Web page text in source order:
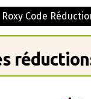
Roxy Code